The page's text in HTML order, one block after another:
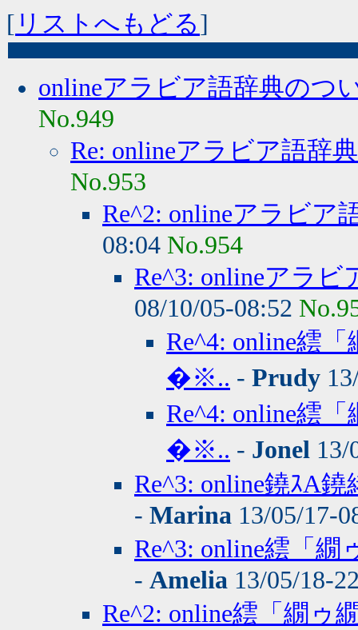
[ リストへもどる]
onlineアラビア語辞典のつ
No.949
Re: onlineアラビア語辞
No.953
Re^2: onlineアラビア
08:04 No.954
Re^3: onlineアラ
08/10/05-08:52
Re^4: online繧
�※.. - Prudy
Re^4: online繧
�※.. - Jonel 13/
Re^3: online鐃ｽA
- Marina 13/05/17-
Re^3: online繧「
- Amelia 13/05/18-
Re^2: online繧「繝